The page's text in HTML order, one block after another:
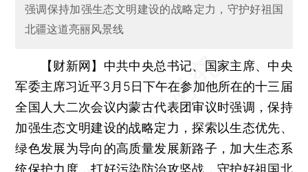
强调保持加强生态文明建设的战略定力，守护好祖国
北疆这道亮丽风景线
【财新网】 中共中央总书记、国家主席、中央
军委主席习近平3月5日下午在参加他所在的十三届
全国人大二次会议内蒙古代表团审议时强调，保持
加强生态文明建设的战略定力，探索以生态优先、
绿色发展为导向的高质量发展新路子，加大生态系
统保护力度，打好污染防治攻坚战，守护好祖国北